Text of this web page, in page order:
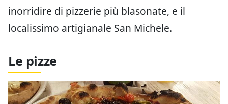
inorridire di pizzerie più blasonate, e il
localissimo artigianale San Michele.
Le pizze